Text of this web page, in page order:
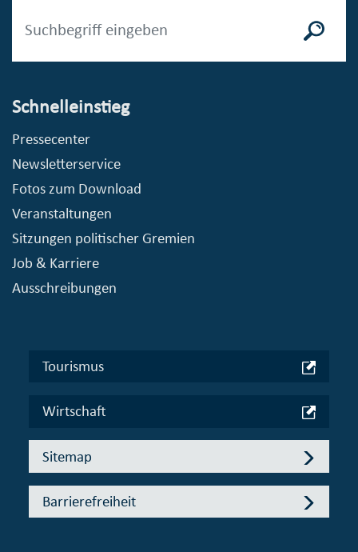
Schnelleinstieg
Pressecenter
Newsletterservice
Fotos zum Download
Veranstaltungen
Sitzungen politischer Gremien
Job & Karriere
Ausschreibungen
Tourismus
Wirtschaft
Sitemap
Barrierefreiheit